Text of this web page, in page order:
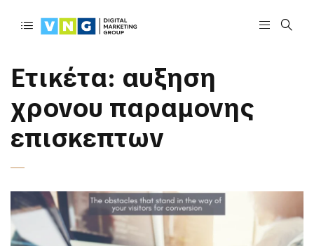
Ετικέτα: αυξηση
χρονου παραμονης
επισκεπτων